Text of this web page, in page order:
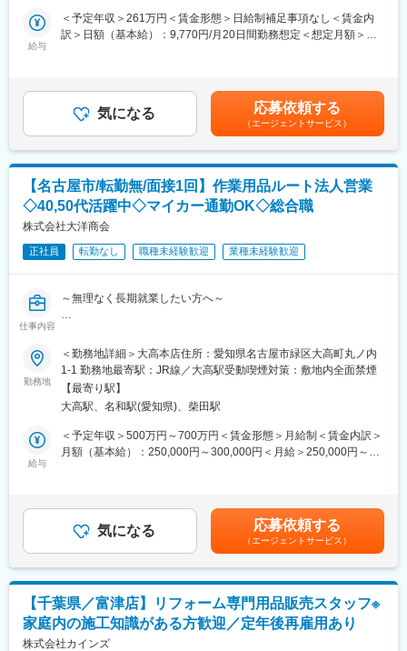
■メディアで話題沸騰のカインズのITを駆使した店舗作り。今後も
ITを使ってこれまでにない店頭体験を提供していきます。お客様
活躍することができます。※区分によって異なります。
■当社の魅力：
「常に良いものを低価格で提供すること」をモットーに、商品の
企画、製造、販売すべての工程を一貫して行い「常に無駄なコス
トを削減する」ことを実現しています。DIY関連商品から生活必需
品、衣料、家具、ペット、園芸などの多彩な商品構成を持ってお
り、トータルなライフスタイルの提案を行う当社では、製造を委
託した海外工場とも綿密な連携をとり、品質管理には徹底的にこ
だわっています。
・自転車本体へのベルや同乗器等、各パーツの取り付け作業の実
施
ーツの品だし、買い上げ商品のレジ内業務等、自転車に関する全
ての業務を実施
・エリア内での店舗巡回による他店舗メンバーへの教育の追加
■お客様と話す機会を大切にする販売：カインズはコミュニケーシ
ョンを前提としたコンサルティング販売が基本。日々の生活のお
困りごとやお客様のニーズ実現の為に積極的な会話を意識してい
ます。
■売場づくりは新たな楽しさの発見：季節ごとのお客様のニーズを
把握した、魅力的な売場づくりを行います。
■カインズオリジナル商品が充実：カインズにはグッドデザイン賞
を受賞している魅力的なオリジナル商品が多く、種類も充実。し
かも低価格だからお客様に自信を持ってご提供できます。
の買い物が便利になっていくことを日々感じられる環境です。
■再雇用で安心して働けます：定年は65歳ですが、それ以降は区
分が変わり、最長70歳まで働くことができます。長期にわたって
活躍することができます。※区分によって異なります。
ーに、商品の企画、製造、販売すべての工程を一貫して行い「常
に無駄なコストを削減する」ことを実現しています。DIY関連商品
※雇用形態について：無期雇用で、定年まで安心して就業いただけ
ます。
給与
＜予定年収＞261万円＜賃金形態＞日給制補足事項なし＜賃金内
訳＞日額（基本給）：9,770円/月20日間勤務想定＜想定月額＞
月・12月）※業績による賃金はあくまでも目安の金額であり、選
考を通じて上下する可能性があります。月給(月額)は固定手当を含
めた表記です。
気になる 応募依頼する
（エージェントサービス）
【名古屋市/転勤無/面接1回】作業用品ルート法人営業
◇40,50代活躍中◇マイカー通勤OK◇総合職
株式会社大洋商会
正社員 転勤なし 職種未経験歓迎 業種未経験歓迎
仕事内容
～無理なく長期就業したい方へ～
以上と取引◇店舗、ECサイト、卸など多様な販路を持つ企業／有
給取得率80%以上】
■職務内容：
作業服、作業着、作業用品、作業用手袋、安全保護具、ギフト、
衛生用品などの作業用品販売を行う当社にて、ルート法人営業を
お任せいたします。
だいた商品をお届け。
・その際に、お困りごとがないかを聞いたり、他の商品のご案内
・注文品の配達、チラシの案内
・新商品の提案やニーズのヒアリング
・商談・見積書作成(無理な営業はなし)
・1日5~15件、愛知県内の既存顧客訪問
勤務地
＜勤務地詳細＞大高本店住所：愛知県名古屋市緑区大高町丸ノ内
1-1 勤務地最寄駅：JR線／大高駅受動喫煙対策：敷地内全面禁煙
【最寄り駅】
大高駅、名和駅(愛知県)、柴田駅
給与
＜予定年収＞500万円～700万円＜賃金形態＞月給制＜賃金内訳＞
月額（基本給）：250,000円～300,000円＜月給＞250,000円～
下する可能性があります。月給(月額)は固定手当を含めた表記で
す。
気になる 応募依頼する
（エージェントサービス）
【千葉県／富津店】リフォーム専門用品販売スタッフ※
家庭内の施工知識がある方歓迎／定年後再雇用あり
株式会社カインズ